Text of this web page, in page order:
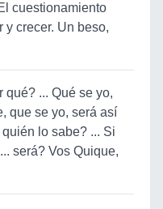
cuestionamiento
y crecer. Un beso,
qué? ... Qué se yo,
que se yo, será así
lo sabe? ... Si
será? Vos Quique,